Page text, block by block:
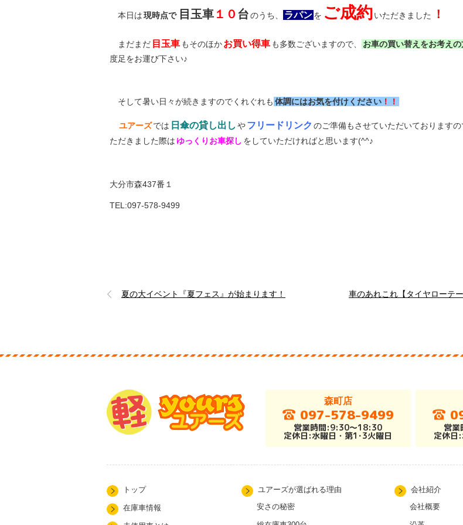
本日は現時点で 目玉車 １０ 台のうち、 ラパンを ご成約いただきました ！
まだまだ 目玉車 もそのほかお買い得車 も多数ございますので、 お車の買い替えをお考えの
度足をお運び下さい♪
そして暑い日々が続きますのでくれぐれも 体調にはお気を付けください ！！
ユアーズでは 日傘の貸し出し やフリードリンク のご準備もさせていただいております
ただきました際は ゆっくりお車探し をしていただければと思います(^^♪
大分市森437番１
TEL:097-578-9499
車のあれこれ【タイヤローテー
夏の大イベント『夏フェス』が始まります！
森町店
097-578-9499
営業時間:9:30～18:30
定休日:水曜日・第1･3火曜日
営
定休日
トップ
在庫車情報
ユアーズが選ばれる理由
安さの秘密
会社紹介
会社概要